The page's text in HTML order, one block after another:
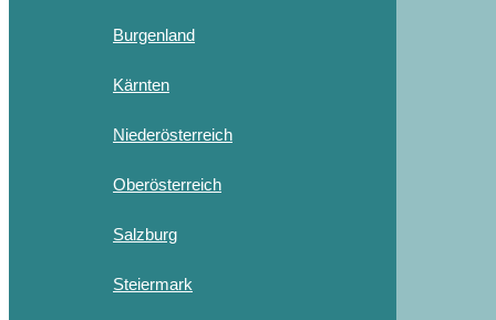
Burgenland
Kärnten
Niederösterreich
Oberösterreich
Salzburg
Steiermark